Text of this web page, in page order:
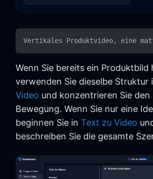
Wenn Sie bereits ein Produktbild
verwenden Sie dieselbe Struktur
Video und konzentrieren Sie
Bewegung. Wenn Sie nur eine
beginnen Sie in Text zu Video
beschreiben Sie die gesamte